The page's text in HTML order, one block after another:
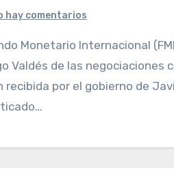
hay comentarios
Valdés de las negociaciones
por el gobierno de